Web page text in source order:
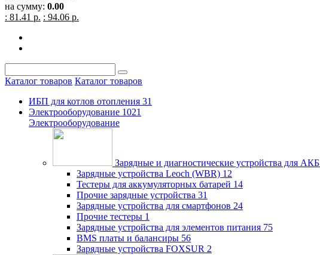
на сумму: 0.00
: 81.41 р. : 94.06 р.
Каталог товаров Каталог товаров
ИБП для котлов отопления 31
Электрооборудование 1021
Электрооборудование
Зарядные и диагностические устройства для АКБ
Зарядные устройства Leoch (WBR) 12
Тестеры для аккумуляторных батарей 14
Прочие зарядные устройства 31
Зарядные устройства для смартфонов 24
Прочие тестеры 1
Зарядные устройства для элементов питания 75
BMS платы и балансиры 56
Зарядные устройства FOXSUR 2